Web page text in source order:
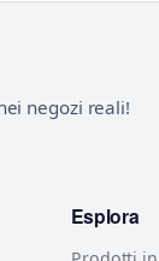
negozi reali!
Esplora